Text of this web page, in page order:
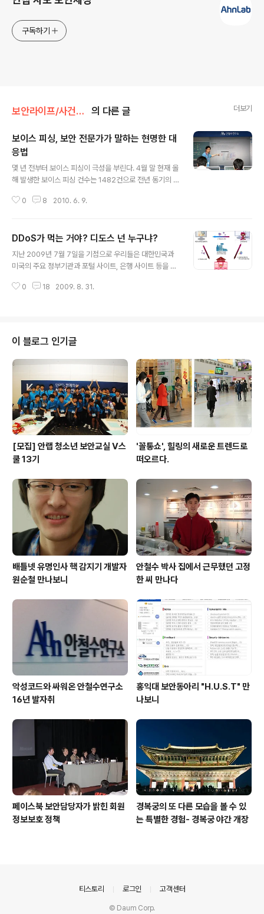
구독하기
보안라이프/사건과분석 의 다른 글 더보기
보이스 피싱, 보안 전문가가 말하는 현명한 대
응법
몇 년 전부터 보이스 피싱이 극성을 부린다. 4월 말 현재 올
해 발생한 보이스 피싱 건수는 1482건으로 전년 동기의 3
년 8454건으로 급증한 뒤 2009년엔 6725건으로 감소
다소 때 늦은 감은 있지만 이 같은 피해를 최소화할 수 있는
법을 제정하려는 움직임이 최근 들어 활발하다. 이 법이 제
정되면 피해자가 별도 소송 절차 없이도 사기 계좌의 거래
금주가 이의를 제기하지 않으면 피해 금액을 돌려받게 된
0 8 2010. 6. 9.
DDoS가 먹는 거야? 디도스 넌 누구냐?
지난 2009년 7월 7일을 기점으로 우리들은 대한민국과
미국의 주요 정부기관과 포털 사이트, 은행 사이트 등을 원
oS, 디도스)을 당하여 서비스가 일시적으로 마비되었기 때
Denial of Service) 공격은 어느 특정 사이트가 수용할
수 있는 규모 이상의 네트워크 트래픽을 발생시켜 사이트
의 정상적인 작동을 못하게 하는 것으로 특정 컴퓨터에 침
투해 자료를 삭제하거나 훔쳐가는 것이 아니라 웹사이트를
통한 서비스가 제대로 이뤄지지 못하게 하는 데 그 목적이
있다..
0 18 2009. 8. 31.
이 블로그 인기글
[모집] 안랩 청소년 보안교실 V스
쿨 13기
'꼴통쇼', 힐링의 새로운 트렌드로
떠오르다.
배틀넷 유명인사 핵 감지기 개발자
원순철 만나보니
안철수 박사 집에서 근무했던 고정
한 씨 만나다
악성코드와 싸워온 안철수연구소
16년 발자취
홍익대 보안동아리 "H.U.S.T" 만
나보니
페이스북 보안담당자가 밝힌 회원
정보보호 정책
경복궁의 또 다른 모습을 볼 수 있
는 특별한 경험- 경복궁 야간 개장
티스토리 로그인 고객센터
© Daum Corp.